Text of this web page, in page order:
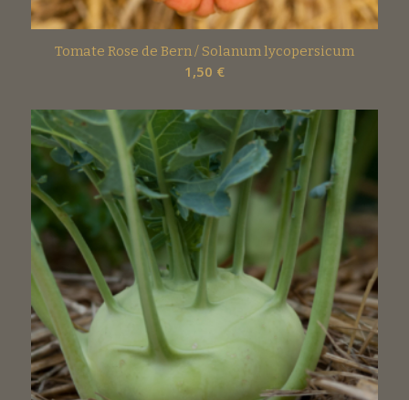
Tomate Rose de Bern / Solanum lycopersicum
1,50 €